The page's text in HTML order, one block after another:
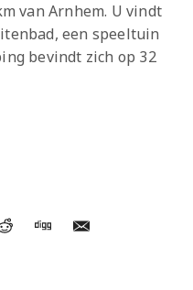
van Arnhem. U vindt
een speeltuin
bevindt zich op 32